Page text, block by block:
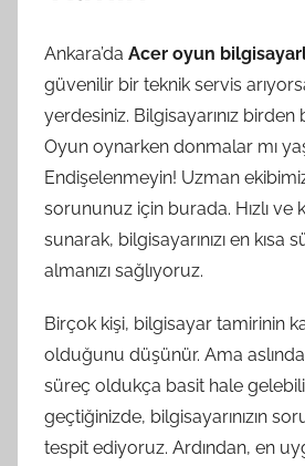
Ankara’da Acer oyun
güvenilir bir teknik servis
yerdesiniz. Bilgisayarınız birden
Oyun oynarken donmalar mı
Endişelenmeyin! Uzman
sorununuz için burada. Hızlı ve
sunarak, bilgisayarınızı en kısa
almanızı sağlıyoruz.
Birçok kişi, bilgisayar tamirinin
olduğunu düşünür. Ama
süreç oldukça basit hale
geçtiğinizde, bilgisayarınızın
tespit ediyoruz. Ardından, en